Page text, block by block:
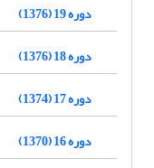
دوره 19 (1376)
دوره 18 (1376)
دوره 17 (1374)
دوره 16 (1370)